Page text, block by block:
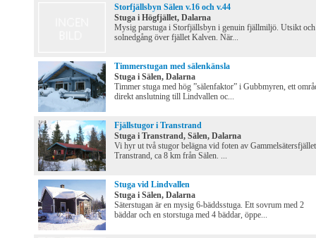
Storfjällsbyn Sälen v.16 och v.44
Stuga i Högfjället, Dalarna
Mysig parstuga i Storfjällsbyn i genuin fjällmiljö. Utsikt och
solnedgång över fjället Kalven. När...
Timmerstugan med sälenkänsla
Stuga i Sälen, Dalarna
Timmer stuga med hög ”sälenfaktor” i Gubbmyren, ett
direkt anslutning till Lindvallen oc...
Fjällstugor i Transtrand
Stuga i Transtrand, Sälen, Dalarna
Vi hyr ut två stugor belägna vid foten av
Transtrand, ca 8 km från Sälen. ...
Stuga vid Lindvallen
Stuga i Sälen, Dalarna
Säterstugan är en mysig 6-bäddsstuga. Ett sovrum med 2
bäddar och en storstuga med 4 bäddar, öppe...